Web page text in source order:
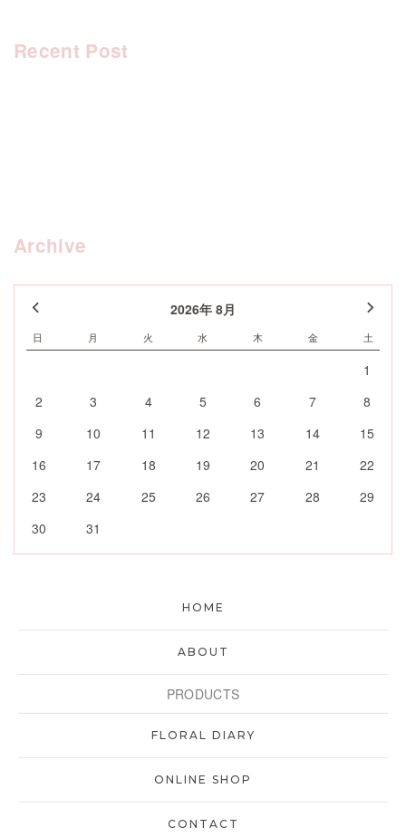
Recent Post
Archive
2026年 8月
日 月 火 水 木 金 土
1
2
3 4 5 6 7
8
9
10 11 12 13 14
15
16
17 18 19 20 21
22
23
24 25 26 27 28
29
30
31
HOME
ABOUT
PRODUCTS
FLORAL DIARY
ONLINE SHOP
CONTACT